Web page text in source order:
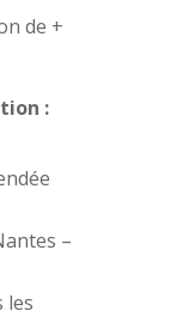
de +
:
–
les